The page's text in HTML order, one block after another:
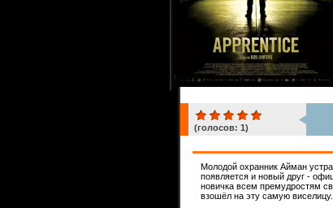
ком.
(голосов: 1 )
Молодой охранник Айман
появляется и новый друг -
новичка всем премудростям
взошёл на эту самую виселицу.